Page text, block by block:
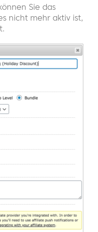
Sie das
nicht mehr aktiv ist,